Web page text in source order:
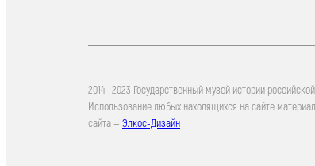
2014—2023 Государственный музей истории
Использование любых находящихся на сайте
сайта — Элкос-Дизайн